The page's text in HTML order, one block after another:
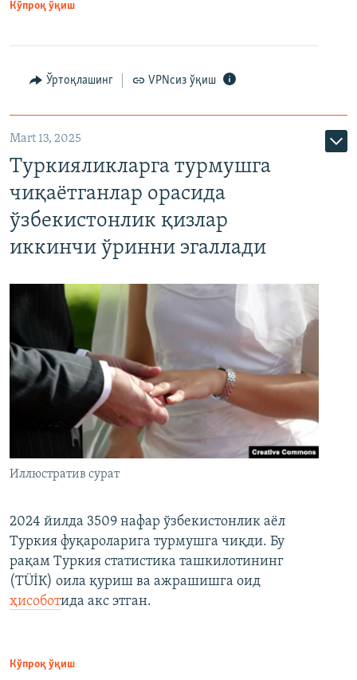
Кўпроқ ўқиш
Ўртоқлашинг VPNсиз ўқиш
Mart 13, 2025
Туркияликларга турмушга
чиқаётганлар орасида
ўзбекистонлик қизлар
иккинчи ўринни эгаллади
Иллюстратив сурат
2024 йилда 3509 нафар ўзбекистонлик аёл
Туркия фуқароларига турмушга чиқди. Бу
рақам Туркия статистика ташкилотининг
(ТÜİК) оила қуриш ва ажрашишга оид
ҳисоботида акс этган.
Кўпроқ ўқиш